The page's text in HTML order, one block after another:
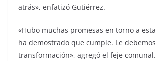
atrás», enfatizó Gutiérrez.
«Hubo muchas promesas en torno a
ha demostrado que cumple. Le
transformación», agregó el feje comunal.